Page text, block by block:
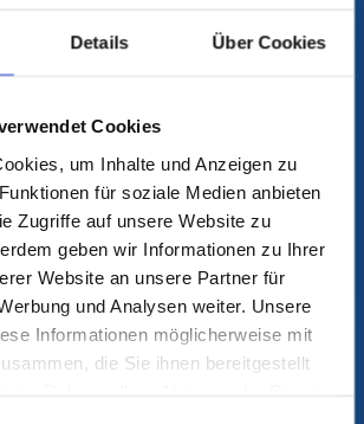
Details Über Cookies
Cookies
um Inhalte und Anzeigen zu
für soziale Medien anbieten
Zugriffe auf unsere Website zu
geben wir Informationen zu Ihrer
Website an unsere Partner für
und Analysen weiter. Unsere
Informationen möglicherweise mit
die Sie ihnen bereitgestellt